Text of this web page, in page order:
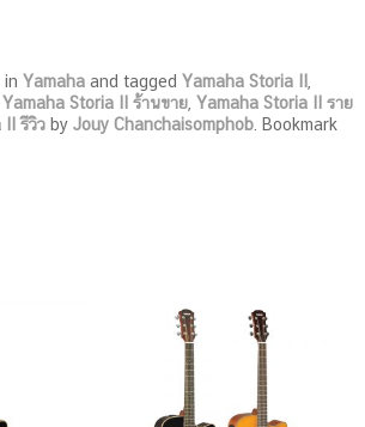
in Yamaha and tagged Yamaha Storia II ,
Yamaha Storia II ร้านขาย, Yamaha Storia II ราย
II รีวิว by Jouy Chanchaisomphob. Bookmark